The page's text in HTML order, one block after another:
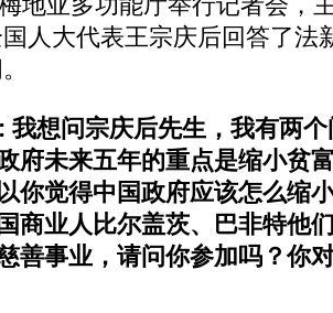
人大代表王宗庆后回答了法
想问宗庆后先生，我有两
府未来五年的重点是缩小贫
你觉得中国政府应该怎么缩
商业人比尔盖茨、巴非特他
善事业，请问你参加吗？你